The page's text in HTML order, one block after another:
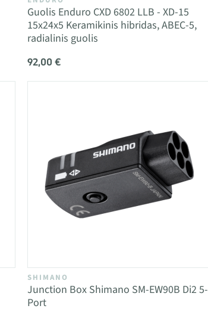
Guolis Enduro CXD 6802 LLB - XD-15
15x24x5 Keramikinis hibridas, ABEC-5,
radialinis guolis
92,00 €
SHIMANO
Junction Box Shimano SM-EW90B Di2 5-
Port